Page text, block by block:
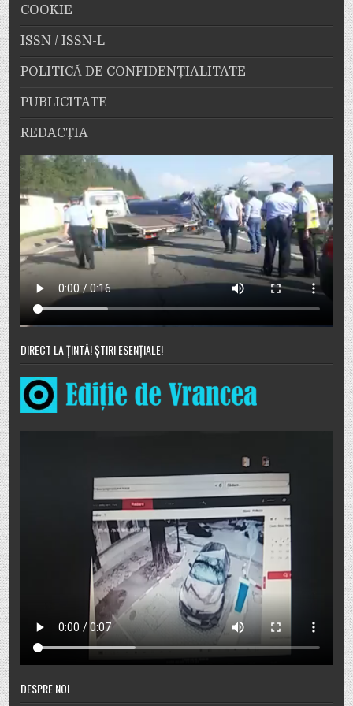
COOKIE
ISSN / ISSN-L
POLITICĂ DE CONFIDENȚIALITATE
PUBLICITATE
REDACȚIA
DIRECT LA ȚINTĂ! ȘTIRI ESENȚIALE!
DESPRE NOI